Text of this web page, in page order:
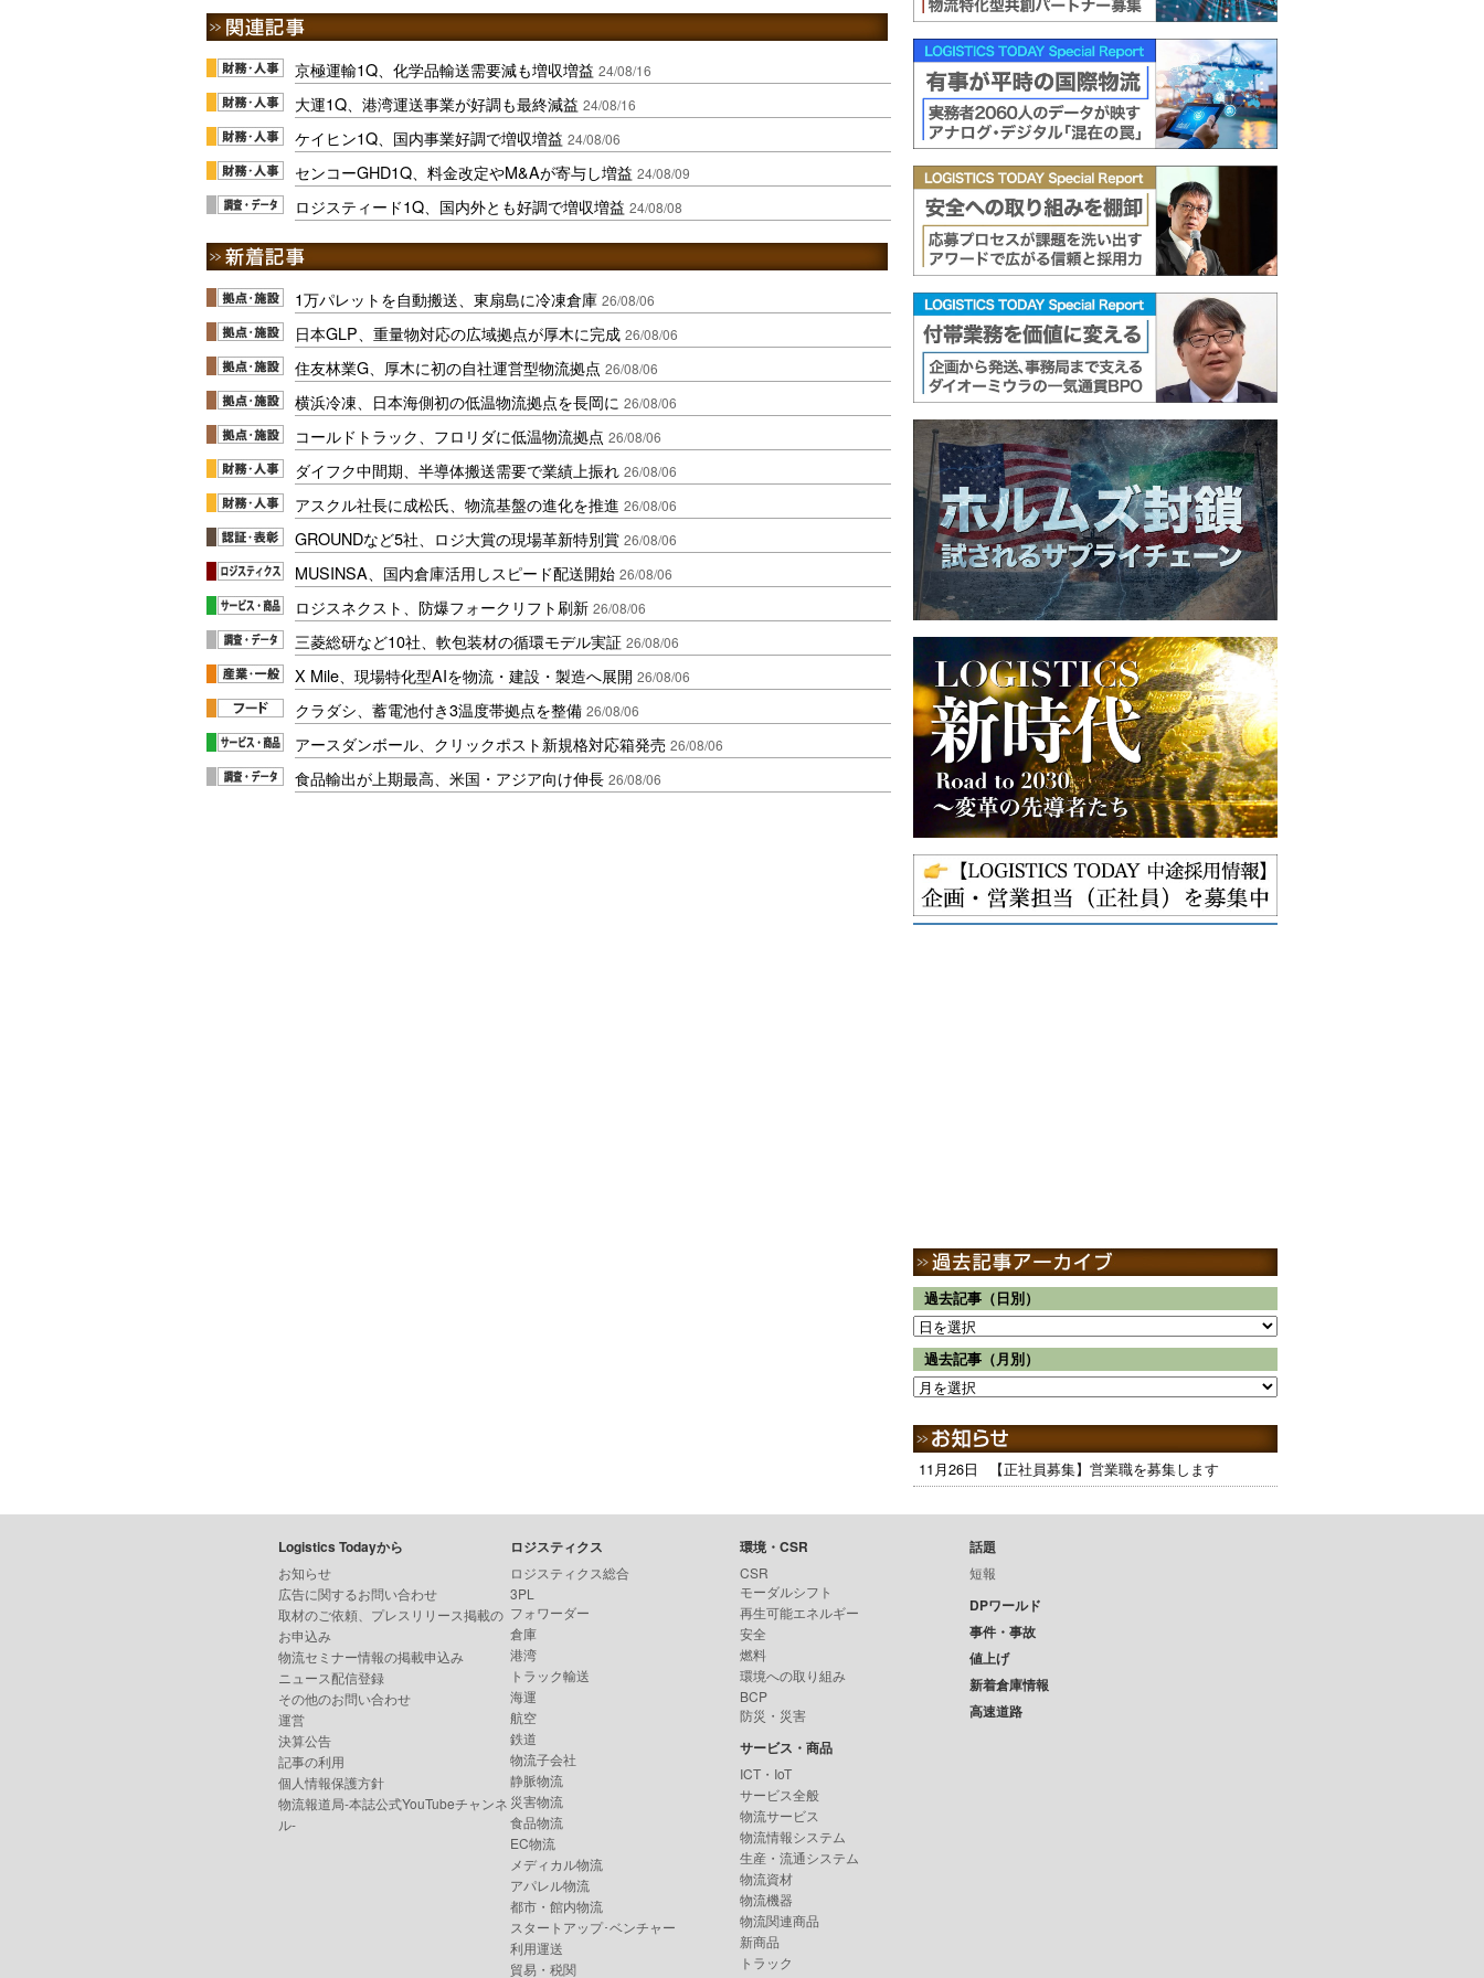
京極運輸1Q、化学品輸送需要減も増収増益 24/08/16
大運1Q、港湾運送事業が好調も最終減益 24/08/16
ケイヒン1Q、国内事業好調で増収増益 24/08/06
センコーGHD1Q、料金改定やM&Aが寄与し増益 24/08/09
ロジスティード1Q、国内外とも好調で増収増益 24/08/08
1万パレットを自動搬送、東扇島に冷凍倉庫 26/08/06
日本GLP、重量物対応の広域拠点が厚木に完成 26/08/06
住友林業G、厚木に初の自社運営型物流拠点 26/08/06
横浜冷凍、日本海側初の低温物流拠点を長岡に 26/08/06
コールドトラック、フロリダに低温物流拠点 26/08/06
ダイフク中間期、半導体搬送需要で業績上振れ 26/08/06
アスクル社長に成松氏、物流基盤の進化を推進 26/08/06
GROUNDなど5社、ロジ大賞の現場革新特別賞 26/08/06
MUSINSA、国内倉庫活用しスピード配送開始 26/08/06
ロジスネクスト、防爆フォークリフト刷新 26/08/06
三菱総研など10社、軟包装材の循環モデル実証 26/08/06
X Mile、現場特化型AIを物流・建設・製造へ展開 26/08/06
クラダシ、蓄電池付き3温度帯拠点を整備 26/08/06
アースダンボール、クリックポスト新規格対応箱発売 26/08/06
食品輸出が上期最高、米国・アジア向け伸長 26/08/06
過去記事（日別）
過去記事（月別）
11月26日 【正社員募集】営業職を募集します
Logistics Todayから
お知らせ
広告に関するお問い合わせ
取材のご依頼、プレスリリース掲載の
お申込み
物流セミナー情報の掲載申込み
ニュース配信登録
その他のお問い合わせ
運営
決算公告
記事の利用
個人情報保護方針
物流報道局-本誌公式YouTubeチャンネ
ル-
ロジスティクス
ロジスティクス総合
3PL
フォワーダー
倉庫
港湾
トラック輸送
海運
航空
鉄道
物流子会社
静脈物流
災害物流
食品物流
EC物流
メディカル物流
アパレル物流
都市・館内物流
スタートアップ･ベンチャー
利用運送
貿易・税関
環境・CSR
CSR
モーダルシフト
再生可能エネルギー
安全
燃料
環境への取り組み
BCP
防災・災害
サービス・商品
ICT・IoT
サービス全般
物流サービス
物流情報システム
生産・流通システム
物流資材
物流機器
物流関連商品
新商品
トラック
話題
短報
DPワールド
事件・事故
値上げ
新着倉庫情報
高速道路